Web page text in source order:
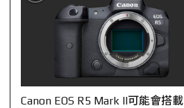
Canon EOS R5 Mark II可能會搭載